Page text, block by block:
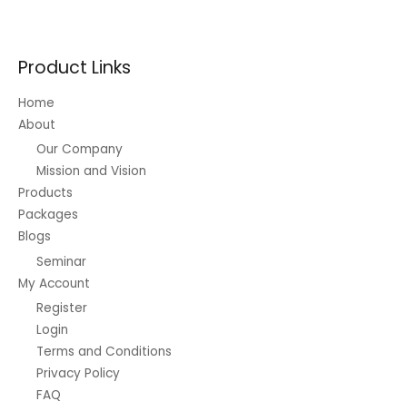
Product Links
Home
About
Our Company
Mission and Vision
Products
Packages
Blogs
Seminar
My Account
Register
Login
Terms and Conditions
Privacy Policy
FAQ